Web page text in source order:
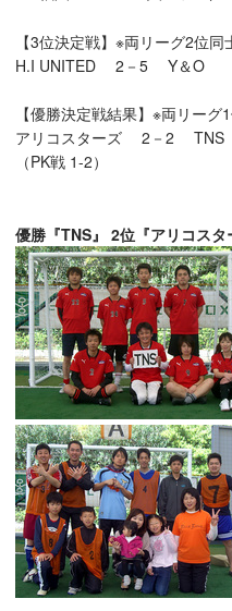
【3位決定戦】※両リーグ2位同
H.I UNITED 2－5 Y＆O
【優勝決定戦結果】※両リーグ
アリコスターズ 2－2 TNS
（PK戦 1-2）
優勝『TNS』 2位『アリコスタ